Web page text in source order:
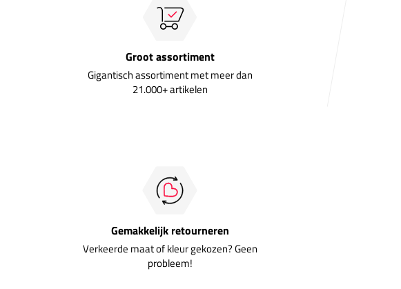
Groot assortiment
Gigantisch assortiment met meer dan
21.000+ artikelen
Gemakkelijk retourneren
Verkeerde maat of kleur gekozen? Geen
probleem!